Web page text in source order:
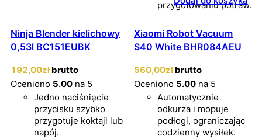
przygotowaniu potraw.
Ninja Blender kielichowy
0,53l BC151EUBK
192,00zł brutto
Oceniono 5.00 na 5
Jedno naciśnięcie
przycisku szybko
przygotuje koktajl lub
napój.
Xiaomi Robot Vacuum
S40 White BHR084AEU
560,00zł brutto
Oceniono 5.00 na 5
Automatycznie
odkurza i mopuje
podłogi, ograniczając
codzienny wysiłek.